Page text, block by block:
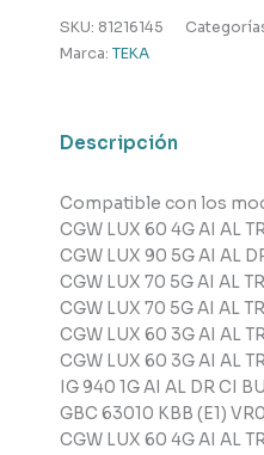
Teka
cantidad
SKU: 81216145
Marca: TEKA
Descripción
Compatible con los
CGW LUX 60 4G AI AL
CGW LUX 90 5G AI AL
CGW LUX 70 5G AI AL
CGW LUX 70 5G AI AL
CGW LUX 60 3G AI AL
CGW LUX 60 3G AI AL
IG 940 1G AI AL DR CI
GBC 63010 KBB (E1)
CGW LUX 60 4G AI AL